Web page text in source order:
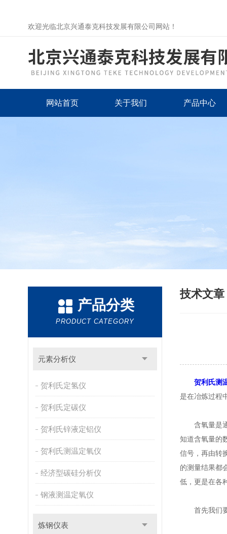
欢迎光临北京兴通泰克科技发展有限公司网站！
网站首页 关于我们 产品中心
产品分类
PRODUCT CATEGORY
元素分析仪
贺利氏定氢仪
贺利氏定碳仪
贺利氏锌液定铝仪
贺利氏测温定氧仪
经济型碳硅分析仪
钢液测温定氧仪
炼钢仪表
技术文章
贺利氏测
是在冶炼过程
含氧量是通
知道含氧量的
信号，再由转
的测量结果都
低，更是在各
首先我们要